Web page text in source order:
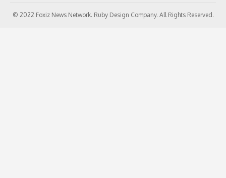
© 2022 Foxiz News Network. Ruby Design Company. All Rights Reserved.